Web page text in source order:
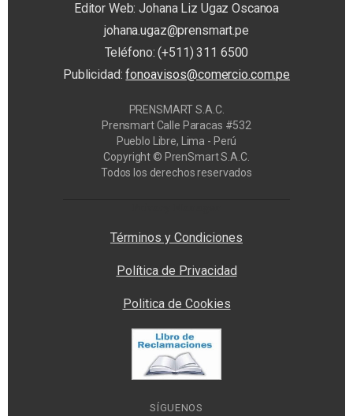
Editor Web: Johana Liz Ugaz Oscanoa
johana.ugaz@prensmart.pe
Teléfono: (+511) 311 6500
Publicidad:fonoavisos@comercio.com.pe
PRENSMART S.A.C.
Prensmart Calle Paracas #532
Pueblo Libre, Lima - Perú
Copyright © PrenSmart S.A.C.
Todos los derechos reservados
Términos y Condiciones
Política de Privacidad
Politica de Cookies
SÍGUENOS